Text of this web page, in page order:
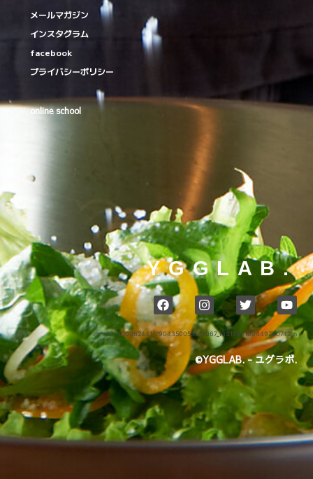
メールマガジン
インスタグラム
facebook
プライバシーポリシー
online school
YGGLAB.
ホーム ›100062441_2904350053015067_1331085100449790742_n
©YGGLAB. - ユグラボ.